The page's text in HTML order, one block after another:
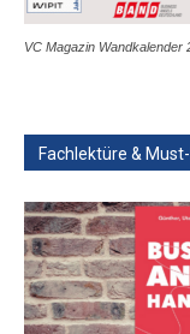
VC Magazin Wandkalender
Fachlektüre &